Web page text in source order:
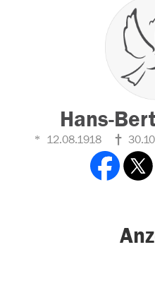
Hans-
12.08.1918